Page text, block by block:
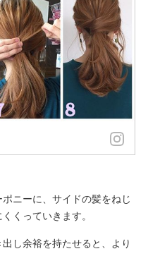
ニーに、サイドの髪をねじ
くっていきます。
し余裕を持たせると、より